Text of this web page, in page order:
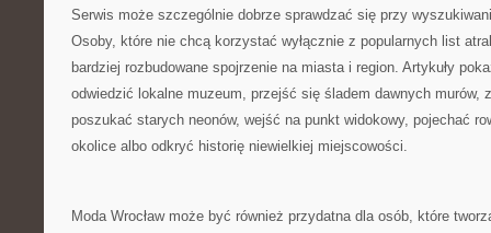
Serwis może szczególnie dobrze sprawdzać się przy
Osoby, które nie chcą korzystać wyłącznie z popularnych list
bardziej rozbudowane spojrzenie na miasta i region. Artykuły
odwiedzić lokalne muzeum, przejść się śladem dawnych murów,
poszukać starych neonów, wejść na punkt widokowy, pojechać
okolice albo odkryć historię niewielkiej miejscowości.
Moda Wrocław może być również przydatna dla osób, które